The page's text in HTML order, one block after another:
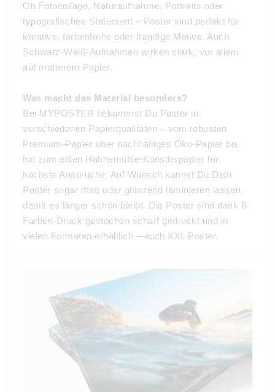
Ob Fotocollage, Naturaufnahme, Portraits oder
typografisches Statement – Poster sind perfekt für
kreative, farbenfrohe oder trendige Motive. Auch
Schwarz-Weiß-Aufnahmen wirken stark, vor allem
auf matterem Papier.
Was macht das Material besonders?
Bei MYPOSTER bekommst Du Poster in
verschiedenen Papierqualitäten – vom robusten
Premium-Papier über nachhaltiges Öko-Papier bis
hin zum edlen Hahnemühle-Künstlerpapier für
höchste Ansprüche. Auf Wunsch kannst Du Dein
Poster sogar matt oder glänzend laminieren lassen,
damit es länger schön bleibt. Die Poster sind dank 8-
Farben-Druck gestochen scharf gedruckt und in
vielen Formaten erhältlich – auch XXL Poster.